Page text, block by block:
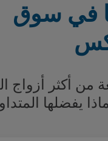
في سوق
من أكثر أزواج
يفضلها